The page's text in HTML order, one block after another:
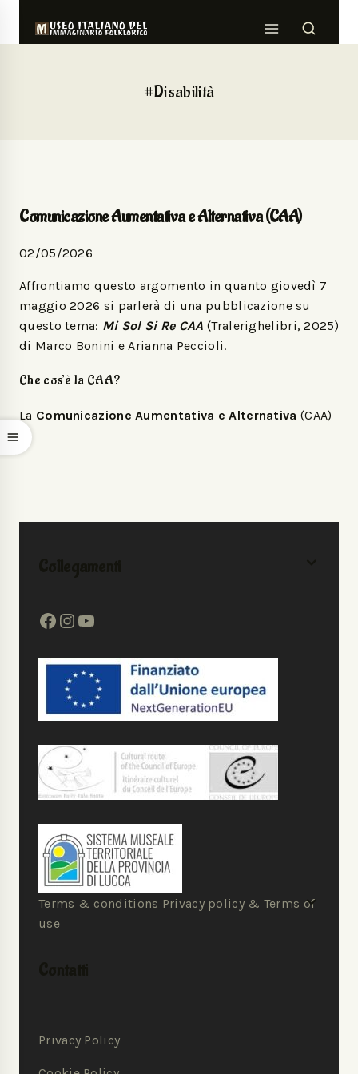
#Disabilità
Comunicazione Aumentativa e Alternativa (CAA)
02/05/2026
Affrontiamo questo argomento in quanto giovedì 7
maggio 2026 si parlerà di una pubblicazione su
questo tema: Mi Sol Si Re CAA (Tralerighelibri, 2025)
di Marco Bonini e Arianna Peccioli.
Che cos’è la CAA?
La Comunicazione Aumentativa e Alternativa (CAA)
Terms & conditions Privacy policy & Terms of
use
Privacy Policy